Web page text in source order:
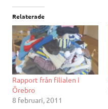
Relaterade
Rapport från filialen i
Örebro
8 februari, 2011